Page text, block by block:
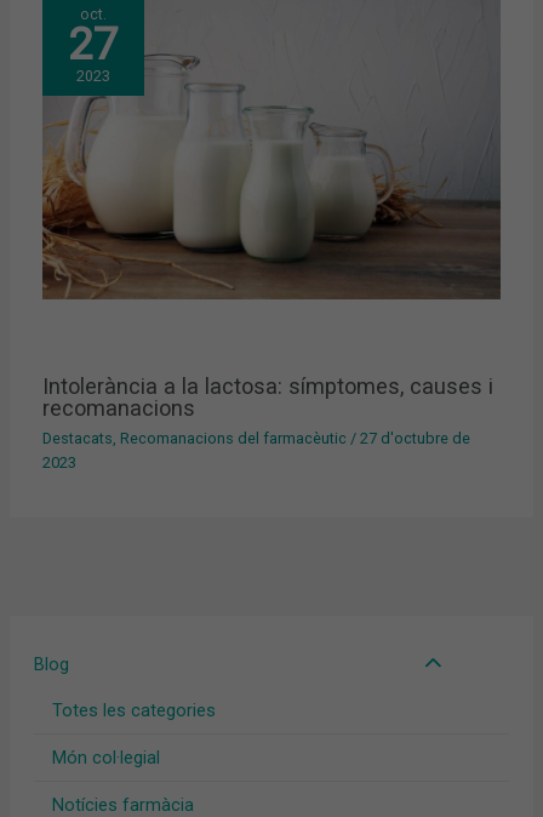
Blog
Totes les categories
Món col·legial
Notícies farmàcia
oct.
27
2023
Intolerància a la lactosa: símptomes, causes i
recomanacions
Destacats, Recomanacions del farmacèutic /27 d'octubre de
2023